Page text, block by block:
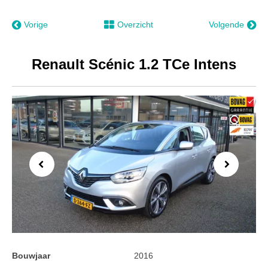
Vorige Overzicht Volgende
Renault Scénic 1.2 TCe Intens
Previous Next
Bouwjaar
2016